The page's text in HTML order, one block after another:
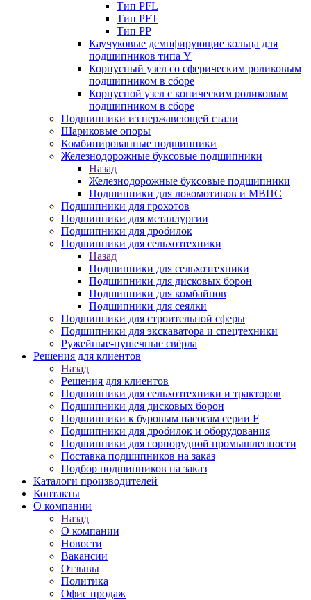
Тип PFL
Тип PFT
Тип PP
Каучуковые демпфирующие кольца для
подшипников типа Y
Корпусный узел со сферическим роликовым
подшипником в сборе
Корпусной узел с коническим роликовым
подшипником в сборе
Подшипники из нержавеющей стали
Шариковые опоры
Комбинированные подшипники
Железнодорожные буксовые подшипники
Назад
Железнодорожные буксовые подшипники
Подшипники для локомотивов и МВПС
Подшипники для грохотов
Подшипники для металлургии
Подшипники для дробилок
Подшипники для сельхозтехники
Назад
Подшипники для сельхозтехники
Подшипники для дисковых борон
Подшипники для комбайнов
Подшипники для сеялки
Подшипники для строительной сферы
Подшипники для экскаватора и спецтехники
Ружейные-пушечные свёрла
Решения для клиентов
Назад
Решения для клиентов
Подшипники для сельхозтехники и тракторов
Подшипники для дисковых борон
Подшипники к буровым насосам серии F
Подшипники для дробилок и оборудования
Подшипники для горнорудной промышленности
Поставка подшипников на заказ
Подбор подшипников на заказ
Каталоги производителей
Контакты
О компании
Назад
О компании
Новости
Вакансии
Отзывы
Политика
Офис продаж